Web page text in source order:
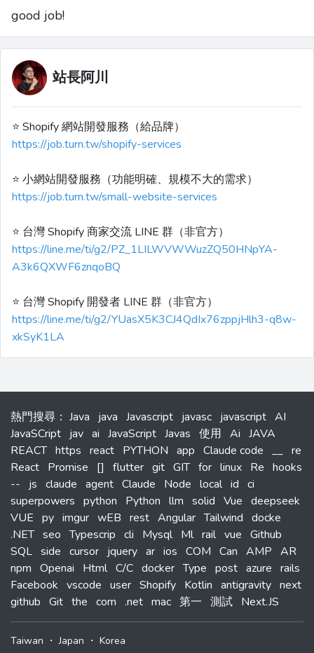
good job!
站長阿川
⭐️ Shopify 網站開發服務（給品牌）
https://job.turn.tw/shopify-services
⭐️ 小網站開發服務（功能明確、規模不大的需求）
https://job.turn.tw/small-website-services
⭐️ 台灣 Shopify 商家交流 LINE 群（非官方）
https://line.me/ti/g2/PZ_1LILWVWWuzZQ50HNpYA-
A3k6QXWF6znqoBQ
⭐️ 台灣 Shopify 開發者 LINE 群（非官方）
https://line.me/ti/g2/YUasX5K3CJ4QdIx76zppjHlh3-q8w-
xkSyK1LA
熱門搜尋 ： Java java Javascript javasc javascript AI
JavaSCript jav ai JavaScript Javas 使用 Ai JAVA
REACT https react PYTHON app Claude code __ re
React Promise [] flutter git GIT for linux Re hooks
--
js claude agent Claude Node local id ci
superpowers python Python llm solid Vue deepseek
VUE py imgur wEB rest Angular Tailwind docke
.NET seo Typescrip cli Mysql Ml rail vue Github
SQL side cursor jquery ar ios COM Can AMP AR
npm Openai Html C/C docker Type post azure rails
Facebook vscode user Shopify Kotlin antigravity next
github Git the com .net mac 第一 測試 Next.JS
Taiwan ・Japan ・ Korea